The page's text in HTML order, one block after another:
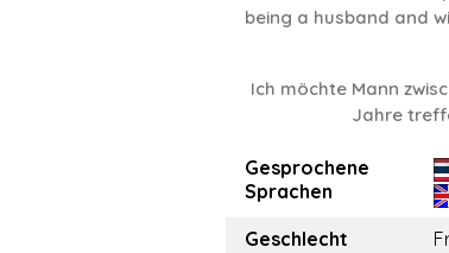
being a husband and
Ich möchte Mann
Jahre
Gesprochene
Sprachen
Geschlecht